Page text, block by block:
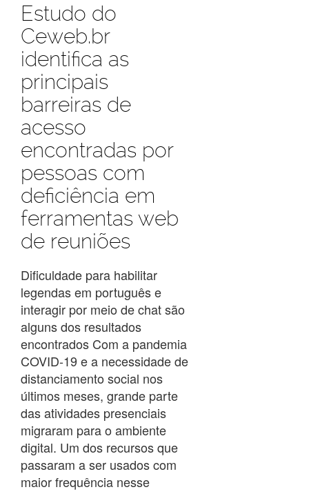
Estudo do
Ceweb.br
identifica as
principais
barreiras de
acesso
encontradas por
pessoas com
deficiência em
ferramentas web
de reuniões
Dificuldade para habilitar
legendas em português e
interagir por meio de chat são
alguns dos resultados
encontrados Com a pandemia
COVID-19 e a necessidade de
distanciamento social nos
últimos meses, grande parte
das atividades presenciais
migraram para o ambiente
digital. Um dos recursos que
passaram a ser usados com
maior frequência nesse